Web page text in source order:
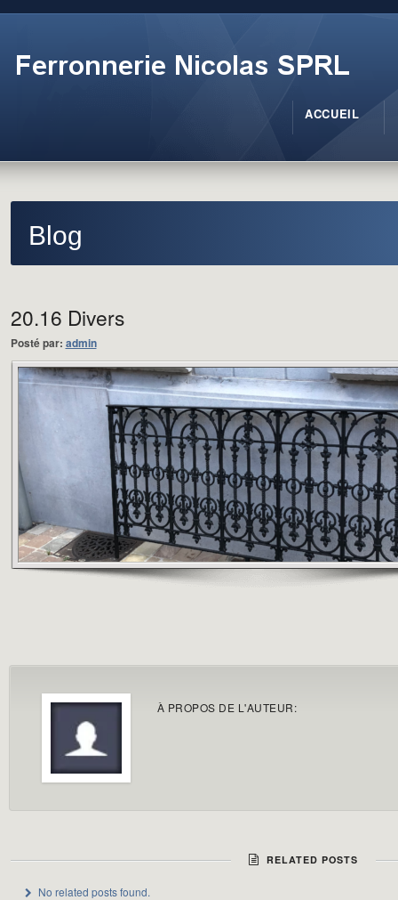
ACCUEIL
Blog
20.16 Divers
Posté par: admin
À PROPOS DE L'AUTEUR:
RELATED POSTS
No related posts found.